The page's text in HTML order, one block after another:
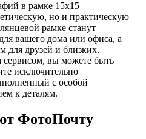
в рамке 15х15
но и практическую
рамке станут
вашего дома или офиса, а
для друзей и близких.
вы можете быть
исключительно
с особой
к деталям.
ФотоПочту